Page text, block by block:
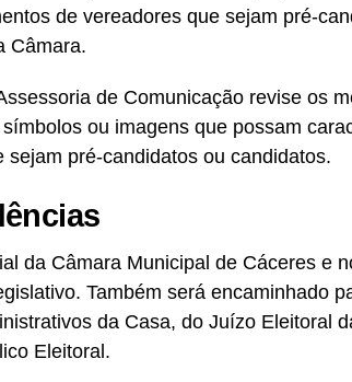
de vereadores que sejam pré-
Câmara.
de Comunicação revise os
ou imagens que possam
pré-candidatos ou candidatos.
da Câmara Municipal de Cáceres e
Também será encaminhado
da Casa, do Juízo Eleitoral
Eleitoral.